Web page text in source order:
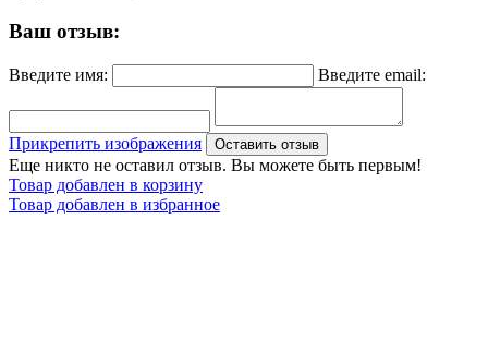
Ваш отзыв:
Введите имя: Введите email:
Прикрепить изображения Оставить отзыв
Еще никто не оставил отзыв. Вы можете быть первым!
Товар добавлен в корзину
Товар добавлен в избранное